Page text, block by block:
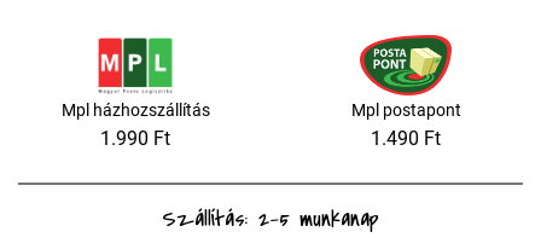
Mpl házhozszállítás
1.990 Ft
Mpl postapont
1.490 Ft
Szállítás: 2-5 munkanap